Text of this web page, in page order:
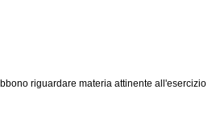
riguardare materia attinente all'esercizio